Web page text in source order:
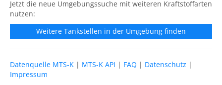
Jetzt die neue Umgebungssuche mit weiteren Kraftstoffarten
nutzen:
Weitere Tankstellen in der Umgebung finden
Datenquelle MTS-K | MTS-K API | FAQ | Datenschutz |
Impressum